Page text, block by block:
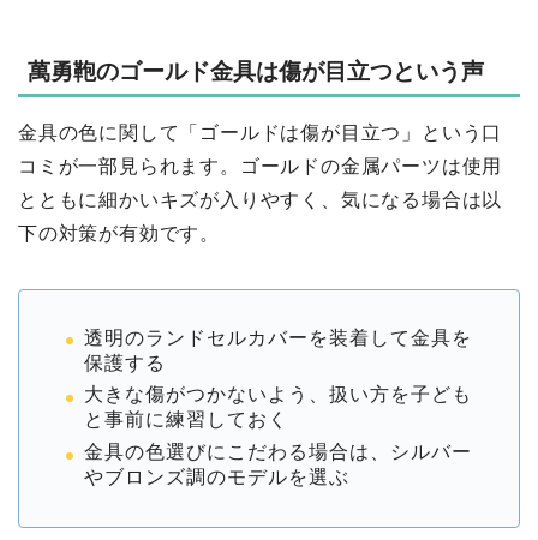
萬勇鞄のゴールド金具は傷が目立つという声
金具の色に関して「ゴールドは傷が目立つ」という口
コミが一部見られます。ゴールドの金属パーツは使用
とともに細かいキズが入りやすく、気になる場合は以
下の対策が有効です。
透明のランドセルカバーを装着して金具を
保護する
大きな傷がつかないよう、扱い方を子ども
と事前に練習しておく
金具の色選びにこだわる場合は、シルバー
やブロンズ調のモデルを選ぶ